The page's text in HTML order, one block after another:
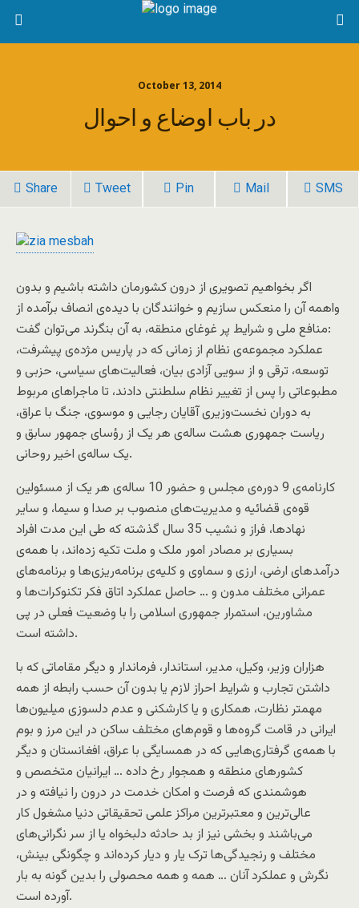
October 13, 2014
در باب اوضاع و احوال
Share Tweet Pin Mail SMS
اگر بخواهیم تصویری از درون کشورمان داشته باشیم و بدون
واهمه آن را منعکس سازیم و خوانندگان با دیده‌ی انصاف برآمده از
منافع ملی و شرایط پر غوغای منطقه، به آن بنگرند می‌توان گفت:
عملکرد مجموعه‌ی نظام از زمانی که در پاریس مژده‌ی پیشرفت،
توسعه، ترقی و از سویی آزادی بیان، فعالیت‌های سیاسی، حزبی و
مطبوعاتی را پس از تغییر نظام سلطنتی دادند، تا ماجراهای مربوط
به دوران نخست‌وزیری آقایان رجایی و موسوی، جنگ با عراق،
ریاست جمهوری هشت ساله‌ی هر یک از رؤسای جمهور سابق و
یک ساله‌ی اخیر روحانی.
کارنامه‌ی 9 دوره‌ی مجلس و حضور 10 ساله‌ی هر یک از مسئولین
قوه‌ی قضائیه و مدیریت‌های منصوب بر صدا و سیما، و سایر
نهادها، فراز و نشیب 35 سال گذشته که طی این مدت افراد
بسیاری بر مصادر امور ملک و ملت تکیه زده‌اند، با همه‌ی
درآمدهای ارضی، ارزی و سماوی و کلیه‌ی برنامه‌ریزی‌ها و برنامه‌های
عمرانی مختلف مدون و … حاصل عملکرد اتاق فکر تکنوکرات‌ها و
مشاورین، استمرار جمهوری اسلامی را با وضعیت فعلی در پی
داشته است.
هزاران وزیر، وکیل، مدیر، استاندار، فرماندار و دیگر مقاماتی که با
داشتن تجارب و شرایط احراز لازم یا بدون آن حسب رابطه از همه
مهمتر نظارت، همکاری و یا کارشکنی و عدم دلسوزی میلیون‌ها
ایرانی در قامت گروه‌ها و قوم‌های مختلف ساکن در این مرز و بوم
با همه‌ی گرفتاری‌هایی که در همسایگی با عراق، افغانستان و دیگر
کشورهای منطقه و همجوار رخ داده … ایرانیان متخصص و
هوشمندی که فرصت و امکان خدمت در درون را نیافته و در
عالی‌ترین و معتبرترین مراکز علمی تحقیقاتی دنیا مشغول کار
می‌باشند و بخشی نیز از بد حادثه دلبخواه یا از سر نگرانی‌های
مختلف و رنجیدگی‌ها ترک یار و دیار کرده‌اند و چگونگی بینش،
نگرش و عملکرد آنان … همه و همه محصولی را بدین گونه به بار
آورده‌ است.